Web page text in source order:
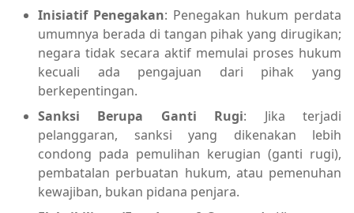
Inisiatif Penegakan: Penegakan hukum perdata
umumnya berada di tangan pihak yang dirugikan;
negara tidak secara aktif memulai proses hukum
kecuali ada pengajuan dari pihak yang
berkepentingan.
Sanksi Berupa Ganti Rugi: Jika terjadi
pelanggaran, sanksi yang dikenakan lebih
condong pada pemulihan kerugian (ganti rugi),
pembatalan perbuatan hukum, atau pemenuhan
kewajiban, bukan pidana penjara.